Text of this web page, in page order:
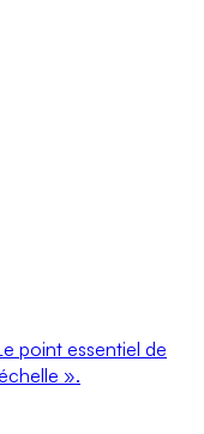
point essentiel de
».